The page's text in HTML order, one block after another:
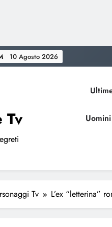
10 Agosto 2026
Tv
Tv L’ex “letterina”